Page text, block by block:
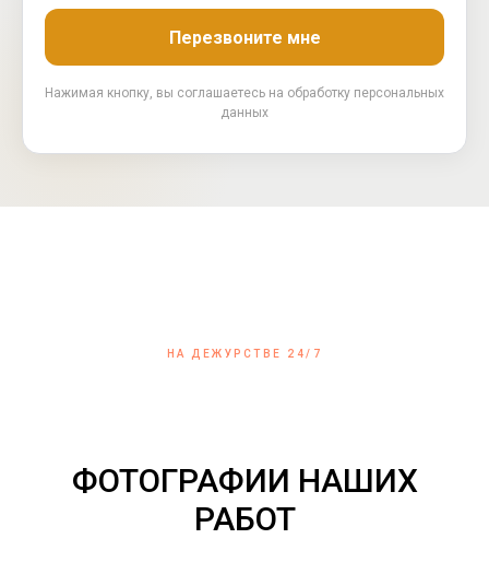
Перезвоните мне
Нажимая кнопку, вы соглашаетесь на обработку персональных
данных
НА ДЕЖУРСТВЕ 24/7
ФОТОГРАФИИ НАШИХ
РАБОТ